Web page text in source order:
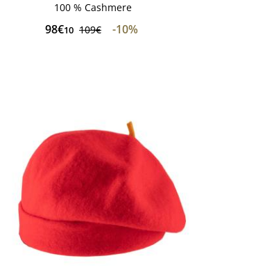
100 % Cashmere
98€10 109€ -10%